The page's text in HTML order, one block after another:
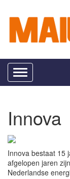
Toggle
navigation
Innova
Innova bestaat 15
afgelopen jaren
Nederlandse